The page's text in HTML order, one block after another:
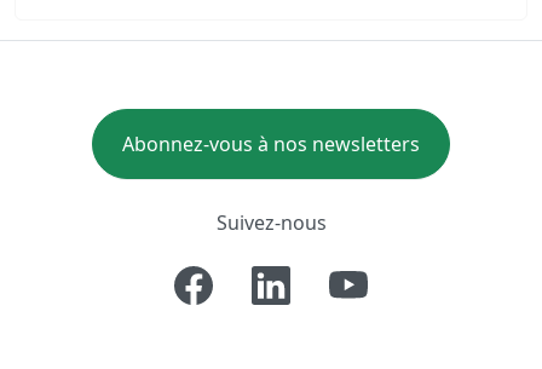
Abonnez-vous à nos newsletters
Suivez-nous